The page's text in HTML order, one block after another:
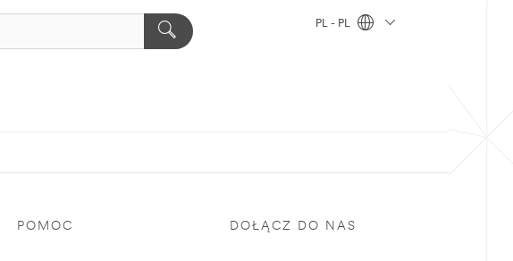
PL - PL
POMOC DOŁĄCZ DO NAS